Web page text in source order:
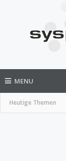
MENU
Heutige Themen